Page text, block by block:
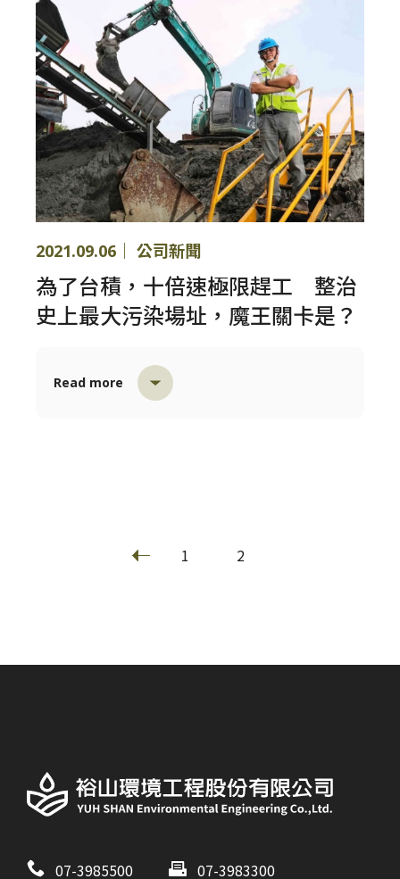
2021.09.06｜ 公司新聞
為了台積，十倍速極限趕工 整治
史上最大污染場址，魔王關卡是？
Read more
1 2
07-3985500 07-3983300